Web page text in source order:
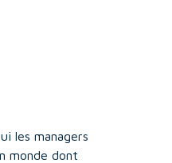
les managers
monde dont